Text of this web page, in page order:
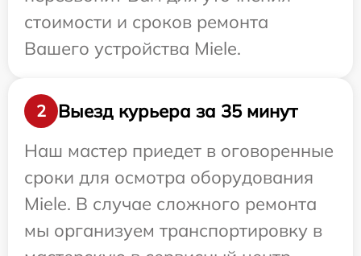
стоимости и сроков ремонта
Вашего устройства Miele.
2
Выезд курьера за 35 минут
Наш мастер приедет в оговоренные
сроки для осмотра оборудования
Miele. В случае сложного ремонта
мы организуем транспортировку в